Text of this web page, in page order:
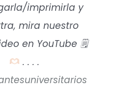
imprimirla y
mira nuestro
en YouTube 🗒
. . . .